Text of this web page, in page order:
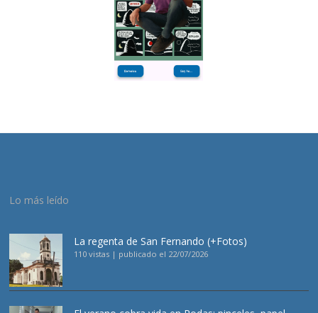
Lo más leído
La regenta de San Fernando (+Fotos)
110 vistas | publicado el 22/07/2026